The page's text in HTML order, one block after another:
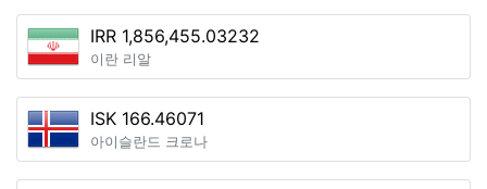
IRR 1,856,455.03232
이란 리알
ISK 166.46071
아이슬란드 크로나